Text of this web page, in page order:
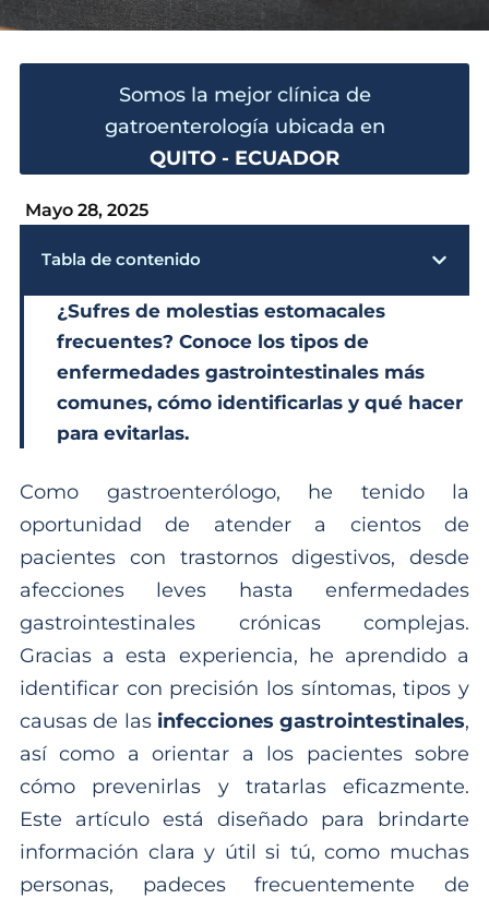
Somos la mejor clínica de
gatroenterología ubicada en
QUITO - ECUADOR
Mayo 28, 2025
Tabla de contenido
¿Sufres de molestias estomacales
frecuentes? Conoce los tipos de
enfermedades gastrointestinales más
comunes, cómo identificarlas y qué hacer
para evitarlas.
Como gastroenterólogo, he tenido la
oportunidad de atender a cientos de
pacientes con trastornos digestivos, desde
afecciones leves hasta enfermedades
gastrointestinales crónicas complejas.
Gracias a esta experiencia, he aprendido a
identificar con precisión los síntomas, tipos y
causas de las infecciones gastrointestinales,
así como a orientar a los pacientes sobre
cómo prevenirlas y tratarlas eficazmente.
Este artículo está diseñado para brindarte
información clara y útil si tú, como muchas
personas, padeces frecuentemente de